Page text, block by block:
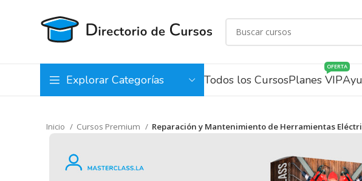
Explorar Categorías Todos los CursosPlanes VIP
OFERTA
Inicio Cursos Premium Reparación y Mantenimiento de Herramientas